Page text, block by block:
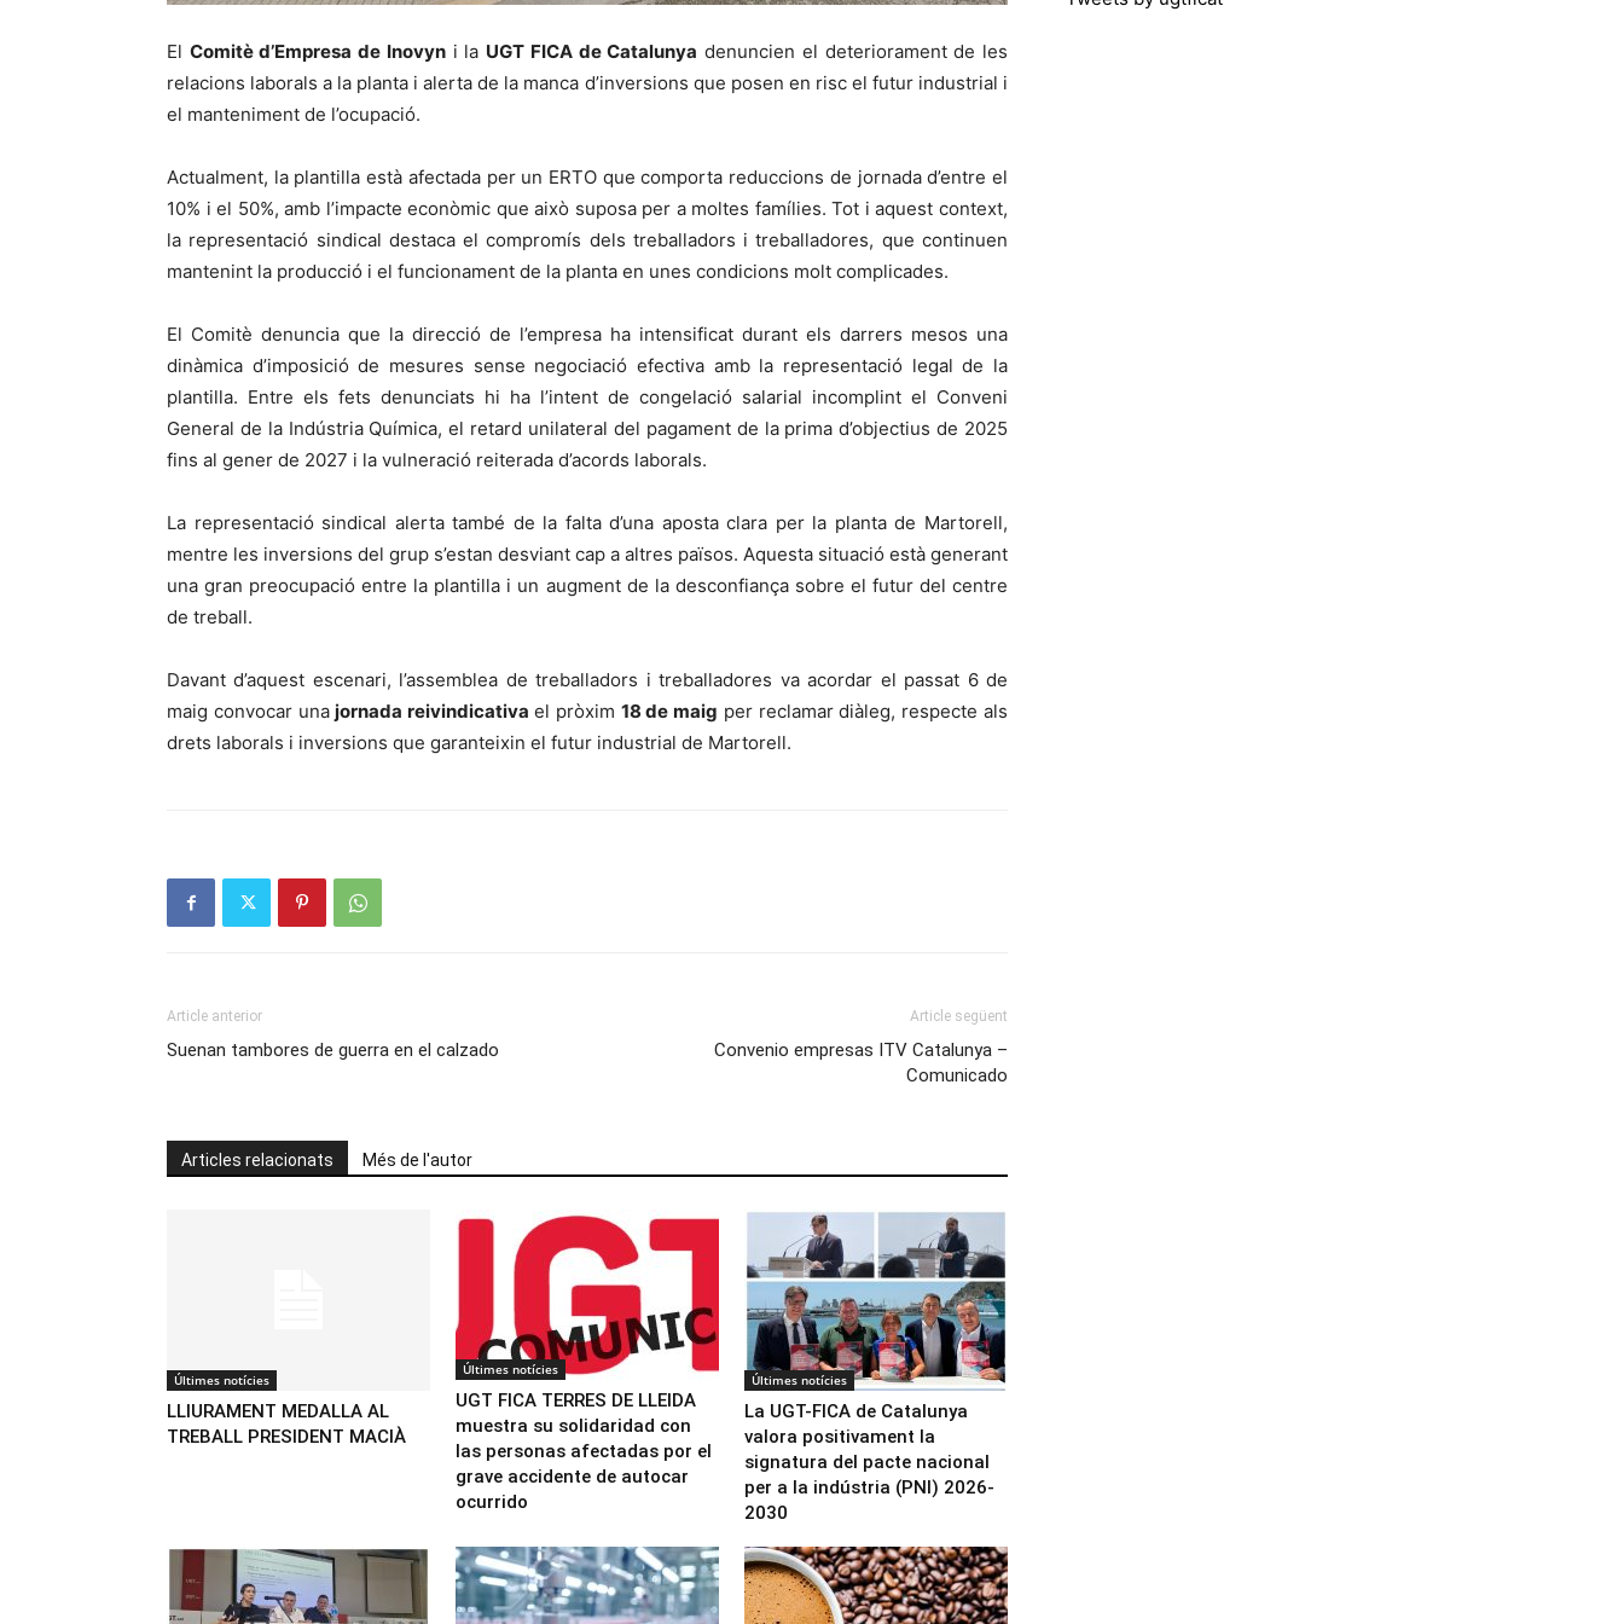
El Comitè d’Empresa de Inovyni la UGT FICA de Catalunya denuncien el deteriorament de les
relacions laborals a la planta i alerta de la manca d’inversions que posen en risc el futur industrial i
el manteniment de l’ocupació.
Actualment, la plantilla està afectada per un ERTO que comporta reduccions de jornada d’entre el
10% i el 50%, amb l’impacte econòmic que això suposa per a moltes famílies. Tot i aquest context,
la representació sindical destaca el compromís dels treballadors i treballadores, que continuen
mantenint la producció i el funcionament de la planta en unes condicions molt complicades.
El Comitè denuncia que la direcció de l’empresa ha intensificat durant els darrers mesos una
dinàmica d’imposició de mesures sense negociació efectiva amb la representació legal de la
plantilla. Entre els fets denunciats hi ha l’intent de congelació salarial incomplint el Conveni
General de la Indústria Química, el retard unilateral del pagament de la prima d’objectius de 2025
fins al gener de 2027 i la vulneració reiterada d’acords laborals.
La representació sindical alerta també de la falta d’una aposta clara per la planta de Martorell,
mentre les inversions del grup s’estan desviant cap a altres països. Aquesta situació està generant
una gran preocupació entre la plantilla i un augment de la desconfiança sobre el futur del centre
de treball.
Davant d’aquest escenari, l’assemblea de treballadors i treballadores va acordar el passat 6 de
maig convocar unajornada reivindicativa el pròxim 18 de maig per reclamar diàleg, respecte als
drets laborals i inversions que garanteixin el futur industrial de Martorell.
Article anterior
Suenan tambores de guerra en el calzado
Article següent
Convenio empresas ITV Catalunya –
Comunicado
Articles relacionats Més de l'autor
Últimes notícies
LLIURAMENT MEDALLA AL
TREBALL PRESIDENT MACIÀ
Últimes notícies
UGT FICA TERRES DE LLEIDA
muestra su solidaridad con
las personas afectadas por el
grave accidente de autocar
ocurrido
Últimes notícies
La UGT-FICA de Catalunya
valora positivament la
signatura del pacte nacional
per a la indústria (PNI) 2026-
2030